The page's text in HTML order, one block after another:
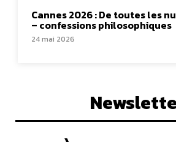
Cannes 2026 : De toutes les
– confessions philosophiques
24 mai 2026